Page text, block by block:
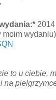
2014
moim
to u ciebie,
na